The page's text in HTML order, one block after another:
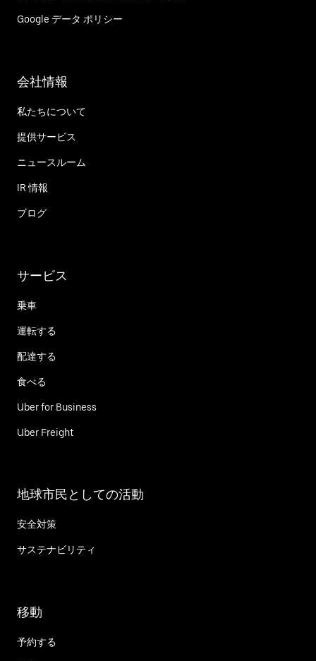
Google データ ポリシー
会社情報
私たちについて
提供サービス
ニュースルーム
IR 情報
ブログ
サービス
乗車
運転する
配達する
食べる
Uber for Business
Uber Freight
地球市民としての活動
安全対策
サステナビリティ
移動
予約する